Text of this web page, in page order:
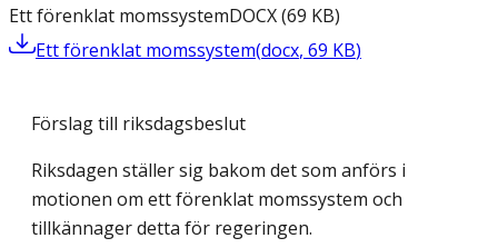
Ett förenklat momssystemDOCX(69 KB)
Ett förenklat momssystem(docx, 69 KB)
Förslag till riksdagsbeslut
Riksdagen ställer sig bakom det som anförs i
motionen om ett förenklat momssystem och
tillkännager detta för regeringen.